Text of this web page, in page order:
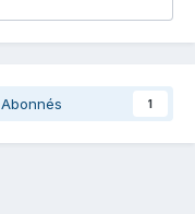
Abonnés 1